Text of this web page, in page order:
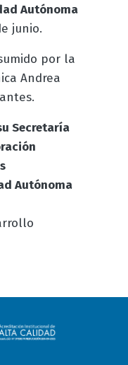
Autónoma
junio.
por la
Andrea
Secretaría
Autónoma